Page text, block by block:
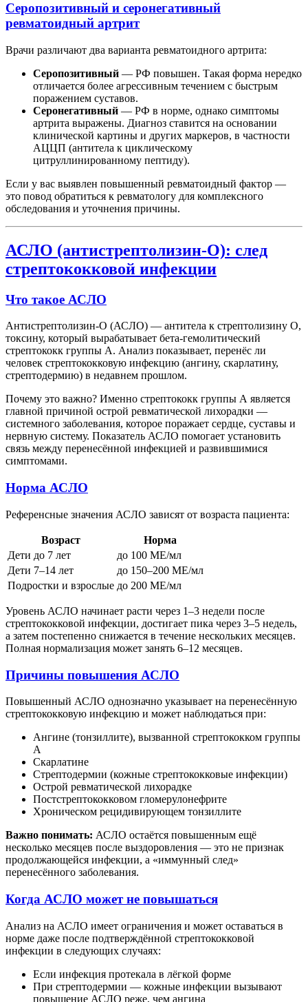
Серопозитивный и серонегативный
ревматоидный артрит
Врачи различают два варианта ревматоидного артрита:
Серопозитивный — РФ повышен. Такая форма нередко
отличается более агрессивным течением с быстрым
поражением суставов.
Серонегативный — РФ в норме, однако симптомы
артрита выражены. Диагноз ставится на основании
клинической картины и других маркеров, в частности
АЦЦП (антитела к циклическому
цитруллинированному пептиду).
Если у вас выявлен повышенный ревматоидный фактор —
это повод обратиться к ревматологу для комплексного
обследования и уточнения причины.
АСЛО (антистрептолизин-О): след
стрептококковой инфекции
Что такое АСЛО
Антистрептолизин-О (АСЛО) — антитела к стрептолизину О,
токсину, который вырабатывает бета-гемолитический
стрептококк группы А. Анализ показывает, перенёс ли
человек стрептококковую инфекцию (ангину, скарлатину,
стрептодермию) в недавнем прошлом.
Почему это важно? Именно стрептококк группы А является
главной причиной острой ревматической лихорадки —
системного заболевания, которое поражает сердце, суставы и
нервную систему. Показатель АСЛО помогает установить
связь между перенесённой инфекцией и развившимися
симптомами.
Норма АСЛО
Референсные значения АСЛО зависят от возраста пациента:
Возраст
Норма
Дети до 7 лет
до 100 МЕ/мл
Дети 7–14 лет
до 150–200 МЕ/мл
Подростки и взрослые до 200 МЕ/мл
Уровень АСЛО начинает расти через 1–3 недели после
стрептококковой инфекции, достигает пика через 3–5 недель,
а затем постепенно снижается в течение нескольких месяцев.
Полная нормализация может занять 6–12 месяцев.
Причины повышения АСЛО
Повышенный АСЛО однозначно указывает на перенесённую
стрептококковую инфекцию и может наблюдаться при:
Ангине (тонзиллите), вызванной стрептококком группы
А
Скарлатине
Стрептодермии (кожные стрептококковые инфекции)
Острой ревматической лихорадке
Постстрептококковом гломерулонефрите
Хроническом рецидивирующем тонзиллите
Важно понимать: АСЛО остаётся повышенным ещё
несколько месяцев после выздоровления — это не признак
продолжающейся инфекции, а «иммунный след»
перенесённого заболевания.
Когда АСЛО может не повышаться
Анализ на АСЛО имеет ограничения и может оставаться в
норме даже после подтверждённой стрептококковой
инфекции в следующих случаях:
Если инфекция протекала в лёгкой форме
При стрептодермии — кожные инфекции вызывают
повышение АСЛО реже, чем ангина